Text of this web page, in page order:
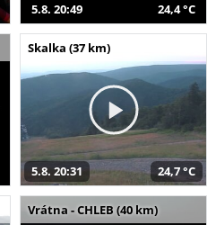
5.8. 20:49 24,4 °C
Skalka (37 km)
5.8. 20:31 24,7 °C
Vrátna - CHLEB (40 km)